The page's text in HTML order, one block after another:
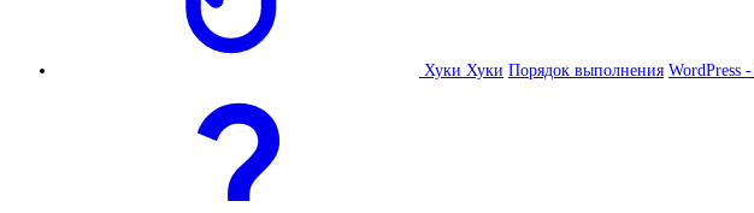
Хуки Хуки Порядок выполнения WordPress -